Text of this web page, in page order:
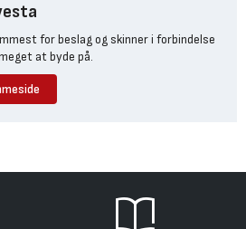
for beslag og skinner i forbindelse
at byde på.